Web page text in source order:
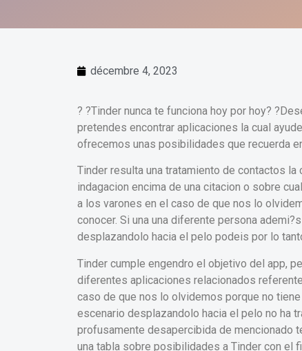
décembre 4, 2023
? ?Tinder nunca te funciona hoy por hoy?
pretendes encontrar aplicaciones la cual
ofrecemos unas posibilidades que recuerda
Tinder resulta una tratamiento de contactos
indagacion encima de una citacion o sobre
a los varones en el caso de que nos lo
conocer. Si una una diferente persona
desplazandolo hacia el pelo podeis por lo
Tinder cumple engendro el objetivo del app,
diferentes aplicaciones relacionados
caso de que nos lo olvidemos porque no
escenario desplazandolo hacia el pelo no ha
profusamente desapercibida de mencionado
una tabla sobre posibilidades a Tinder con el